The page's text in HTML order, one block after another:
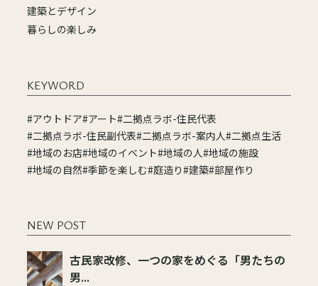
建築とデザイン
暮らしの楽しみ
KEYWORD
#アウトドア#アート#二拠点ラボ-住民代表
#二拠点ラボ-住民副代表#二拠点ラボ-案内人#二拠点生活
#地域のお店#地域のイベント#地域の人#地域の施設
#地域の自然#季節を楽しむ#庭造り#建築#部屋作り
NEW POST
古民家改修、一つの家をめぐる「男たちの
男...